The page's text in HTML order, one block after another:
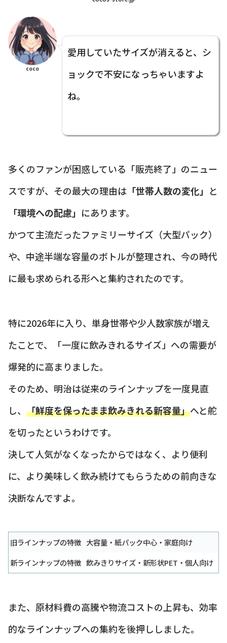
coco
愛用していたサイズが消えると、シ
ョックで不安になっちゃいますよ
ね。
多くのファンが困惑している「販売終了」のニュー
スですが、その最大の理由は 「世帯人数の変化」 と
「環境への配慮」 にあります。
かつて主流だったファミリーサイズ（大型パック）
や、中途半端な容量のボトルが整理され、今の時代
に最も求められる形へと集約されたのです。
特に2026年に入り、単身世帯や少人数家族が増え
たことで、「一度に飲みきれるサイズ」への需要が
爆発的に高まりました。
そのため、明治は従来のラインナップを一度見直
し、 「鮮度を保ったまま飲みきれる新容量」へと舵
を切ったというわけです。
決して人気がなくなったからではなく、より便利
に、より美味しく飲み続けてもらうための前向きな
決断なんですよ。
旧ラインナップの特徴 大容量・紙パック中心・家庭向け
新ラインナップの特徴 飲みきりサイズ・新形状PET・個人向け
また、原材料費の高騰や物流コストの上昇も、効率
的なラインナップへの集約を後押ししました。